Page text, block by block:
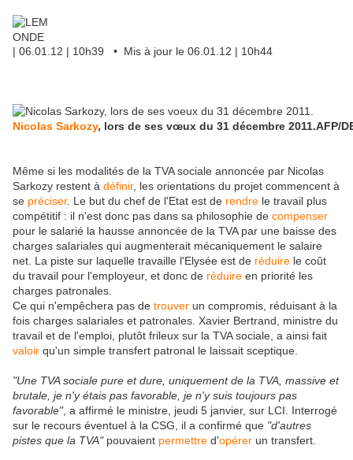
| 06.01.12 | 10h39 • Mis à jour le 06.01.12 | 10h44
Nicolas Sarkozy, lors de ses vœux du 31 décembre 2011.AFP/
Même si les modalités de la TVA sociale annoncée par Nicolas
Sarkozy restent à définir, les orientations du projet commencent à
se préciser. Le but du chef de l'Etat est de rendre le travail plus
compétitif : il n'est donc pas dans sa philosophie de compenser
pour le salarié la hausse annoncée de la TVA par une baisse des
charges salariales qui augmenterait mécaniquement le salaire
net. La piste sur laquelle travaille l'Elysée est de réduire le coût
du travail pour l'employeur, et donc de réduire en priorité les
charges patronales.
Ce qui n'empêchera pas de trouver un compromis, réduisant à la
fois charges salariales et patronales. Xavier Bertrand, ministre du
travail et de l'emploi, plutôt frileux sur la TVA sociale, a ainsi fait
valoir qu'un simple transfert patronal le laissait sceptique.
"Une TVA sociale pure et dure, uniquement de la TVA, massive et
brutale, je n'y étais pas favorable, je n'y suis toujours pas
favorable", a affirmé le ministre, jeudi 5 janvier, sur LCI. Interrogé
sur le recours éventuel à la CSG, il a confirmé que "d'autres
pistes que la TVA"pouvaient permettre d'opérer un transfert.